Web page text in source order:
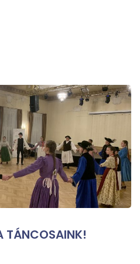
TÁNCOSAINK!